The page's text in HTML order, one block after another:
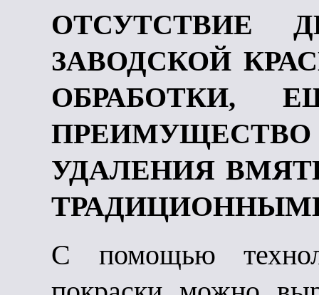
ОТСУТСТВИЕ
ЗАВОДСКОЙ
ОБРАБОТКИ,
УДАЛЕНИЯ
С помощью